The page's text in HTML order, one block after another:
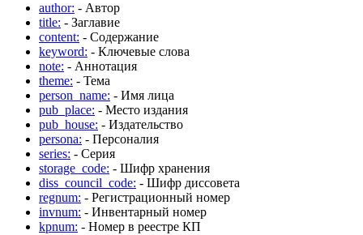
author: - Автор
title: - Заглавие
content: - Содержание
keyword: - Ключевые слова
note: - Аннотация
theme: - Тема
person_name: - Имя лица
pub_place: - Место издания
pub_house: - Издательство
persona: - Персоналия
series: - Серия
storage_code: - Шифр хранения
diss_council_code: - Шифр диссовета
regnum: - Регистрационный номер
invnum: - Инвентарный номер
kpnum: - Номер в реестре КП